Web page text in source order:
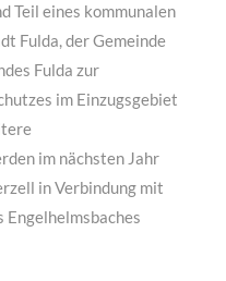
Teil eines kommunalen
Fulda, der Gemeinde
Fulda zur
im Einzugsgebiet
im nächsten Jahr
in Verbindung mit